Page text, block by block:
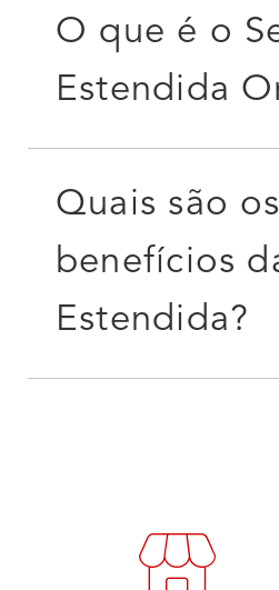
O que é o
Estendida
Quais são
benefícios
Estendida?